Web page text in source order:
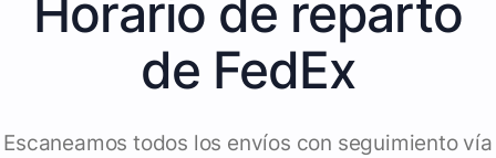
Horario de reparto
de FedEx
Escaneamos todos los envíos con seguimiento vía